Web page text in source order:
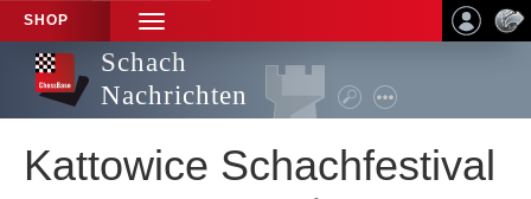
SHOP
TOGGLE
NAVIGATION
Schach
Nachrichten
Kattowice Schachfestival